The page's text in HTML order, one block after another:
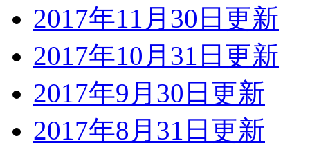
2017年11月30日更新
2017年10月31日更新
2017年9月30日更新
2017年8月31日更新